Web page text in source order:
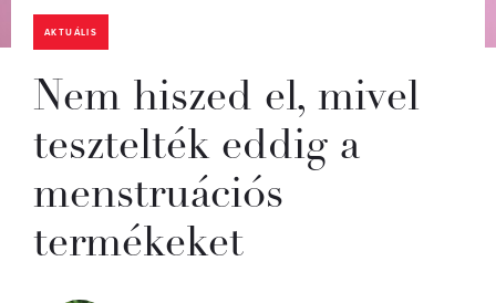
AKTUÁLIS
Nem hiszed el, mivel
tesztelték eddig a
menstruációs
termékeket